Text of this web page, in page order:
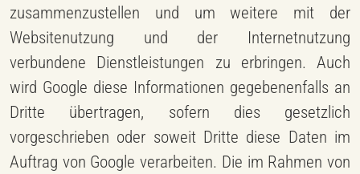
zusammenzustellen und um weitere mit der
Websitenutzung und der Internetnutzung
verbundene Dienstleistungen zu erbringen. Auch
wird Google diese Informationen gegebenenfalls an
Dritte übertragen, sofern dies gesetzlich
vorgeschrieben oder soweit Dritte diese Daten im
Auftrag von Google verarbeiten. Die im Rahmen von